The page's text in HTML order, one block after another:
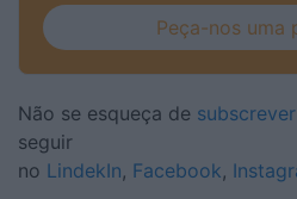
Peça-nos uma
Não se esqueça de
seguir
no LindekIn, Facebook,